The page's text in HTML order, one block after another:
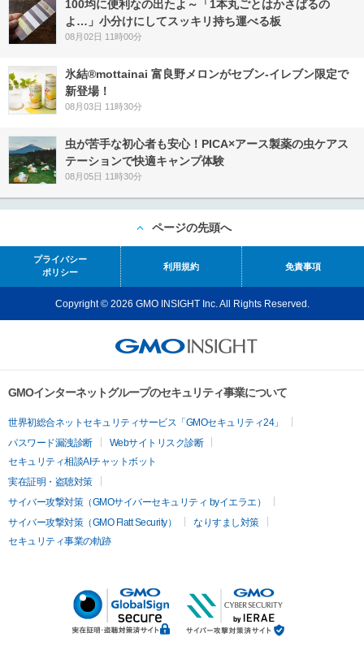
100均に便利なの出たよ～「1本丸ごとはかさばるの
よ…」小分けにしてスッキリ持ち運べる板
08月02日 11時00分
氷結®mottainai 富良野メロンがセブン‐イレブン限定で
新登場！
08月03日 11時30分
虫が苦手な初心者も安心！PICA×アース製薬の虫ケアス
テーションで快適キャンプ体験
08月05日 11時30分
ページの先頭へ
プライバシー
ポリシー
利用規約 免責事項
Copyright © 2026 GMO INSIGHT Inc. All Rights Reserved.
GMOインターネットグループのセキュリティ事業について
世界初総合ネットセキュリティサービス「GMOセキュリティ24」
パスワード漏洩診断
Webサイトリスク診断
セキュリティ相談AIチャットボット
実在証明・盗聴対策
サイバー攻撃対策（GMOサイバーセキュリティ byイエラエ）
サイバー攻撃対策（GMO Flatt Security）
なりすまし対策
セキュリティ事業の軌跡